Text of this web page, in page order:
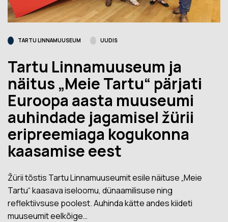
TARTU LINNAMUUSEUM UUDIS
Tartu Linnamuuseum ja
näitus „Meie Tartu“ pärjati
Euroopa aasta muuseumi
auhindade jagamisel žürii
eripreemiaga kogukonna
kaasamise eest
Žürii tõstis Tartu Linnamuuseumit esile näituse „Meie
Tartu“ kaasava iseloomu, dünaamilisuse ning
reflektiivsuse poolest. Auhinda kätte andes kiideti
muuseumit eelkõige…